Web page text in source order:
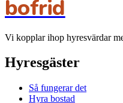
bofrid
Vi kopplar ihop hyresvärdar
Hyresgäster
Så fungerar det
Hyra bostad